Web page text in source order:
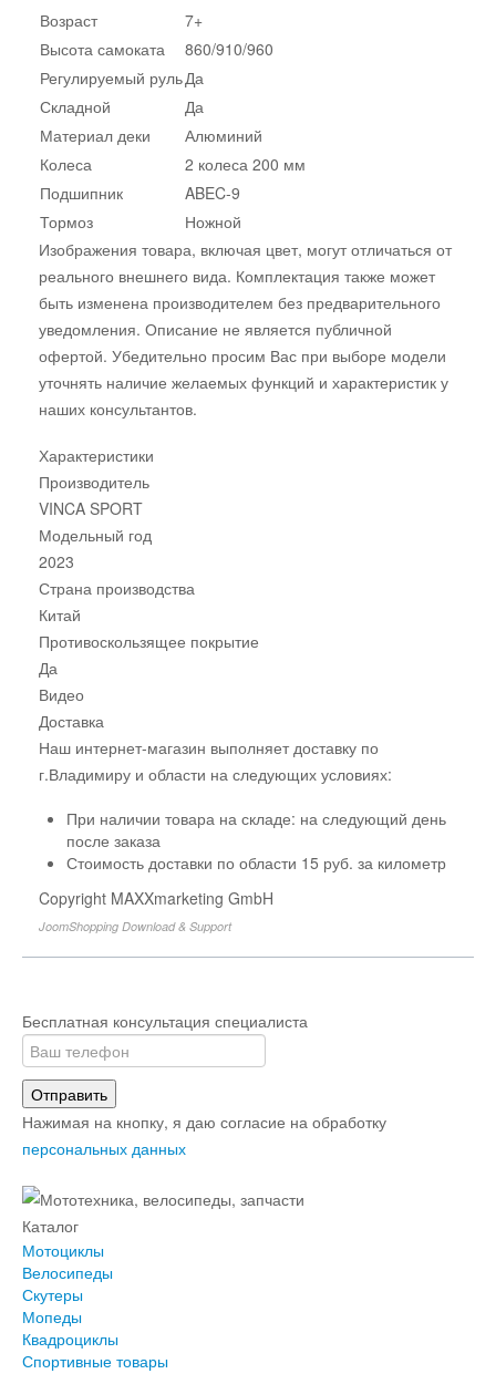
Возраст
7+
Высота самоката
860/910/960
Регулируемый рульДа
Складной
Да
Материал деки
Алюминий
Колеса
2 колеса 200 мм
Подшипник
ABEC-9
Тормоз
Ножной
Изображения товара, включая цвет, могут отличаться от
реального внешнего вида. Комплектация также может
быть изменена производителем без предварительного
уведомления. Описание не является публичной
офертой. Убедительно просим Вас при выборе модели
уточнять наличие желаемых функций и характеристик у
наших консультантов.
Характеристики
Производитель
VINCA SPORT
Модельный год
2023
Страна производства
Китай
Противоскользящее покрытие
Да
Видео
Доставка
Наш интернет-магазин выполняет доставку по
г.Владимиру и области на следующих условиях:
При наличии товара на складе: на следующий день
после заказа
Стоимость доставки по области 15 руб. за километр
Copyright MAXXmarketing GmbH
JoomShopping Download & Support
Бесплатная консультация специалиста
Отправить
Нажимая на кнопку, я даю согласие на обработку
персональных данных
Каталог
Мотоциклы
Велосипеды
Скутеры
Мопеды
Квадроциклы
Спортивные товары